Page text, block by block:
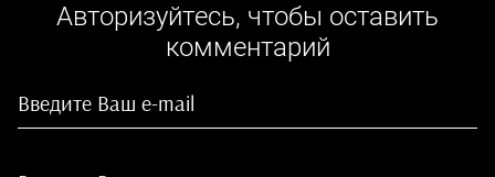
Авторизуйтесь, чтобы оставить
комментарий